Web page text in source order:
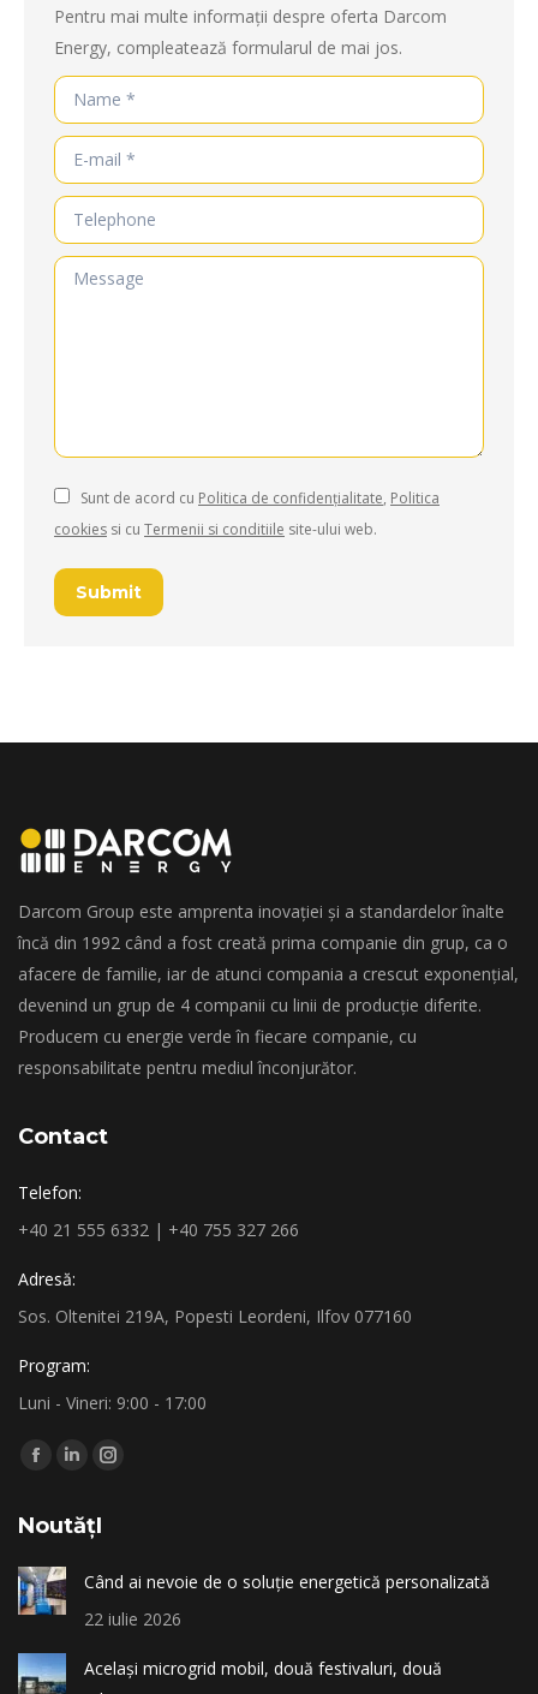
Pentru mai multe informații despre oferta Darcom
Energy, compleatează formularul de mai jos.
Name *
E-mail *
Telephone
Message
Sunt de acord cu Politica de confidențialitate, Politica
cookies si cu Termenii si conditiile site-ului web.
Submit
Darcom Group este amprenta inovației și a standardelor înalte
încă din 1992 când a fost creată prima companie din grup, ca o
afacere de familie, iar de atunci compania a crescut exponențial,
devenind un grup de 4 companii cu linii de producție diferite.
Producem cu energie verde în fiecare companie, cu
responsabilitate pentru mediul înconjurător.
Contact
Telefon:
+40 21 555 6332 | +40 755 327 266
Adresă:
Sos. Oltenitei 219A, Popesti Leordeni, Ilfov 077160
Program:
Luni - Vineri: 9:00 - 17:00
Find us on:
Facebook
opens
in
new
window
Linkedin
opens
new
window
Instagram
new
window
NoutățI
Când ai nevoie de o soluție energetică personalizată
22 iulie 2026
Același microgrid mobil, două festivaluri, două